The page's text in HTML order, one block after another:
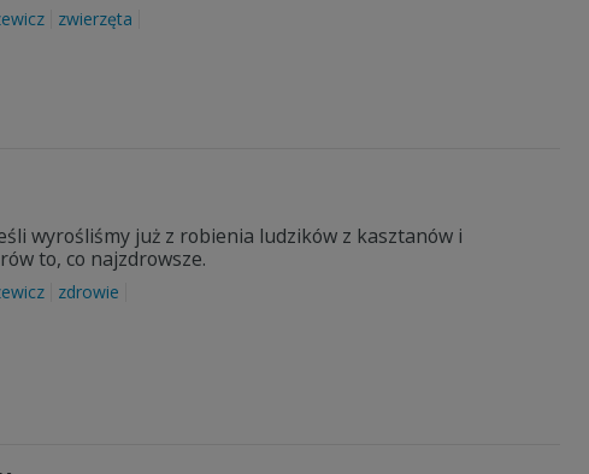
zwierzęta
wyrośliśmy już z robienia ludzików z kasztanów i
to, co najzdrowsze.
zdrowie